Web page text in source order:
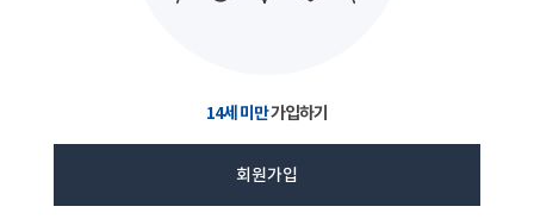
14세 미만가입하기
회원가입